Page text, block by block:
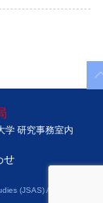
学 研究事務室内
せ
(JSAS) All rights